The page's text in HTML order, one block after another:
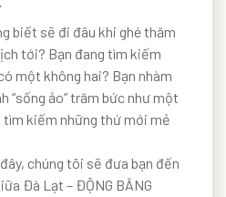
biết sẽ đi đâu khi ghé thăm
tới? Bạn đang tìm kiếm
một không hai? Bạn nhàm
“sống ảo” trăm bức như một
kiếm những thứ mới mẻ
chúng tôi sẽ đưa bạn đến
Đà Lạt – ĐỘNG BĂNG